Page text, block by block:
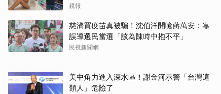
鏡報
慈濟買疫苗真被騙！沈伯洋開嗆蔣萬安：靠
誤導選民當選「該為陳時中抱不平」
民視新聞網
美中角力進入深水區！謝金河示警「台灣這
類人」危險了